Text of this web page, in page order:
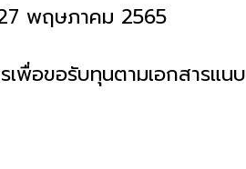
พฤษภาคม 2565
เพื่อขอรับทุนตามเอกสารแนบ